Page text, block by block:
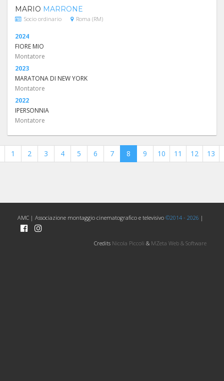
MARIO MARRONE
Socio ordinario Roma (RM)
2024
FIORE MIO
Montatore
2023
MARATONA DI NEW YORK
Montatore
2022
IPERSONNIA
Montatore
1 2 3 4 5 6 7 8 9 10 11 12 13
AMC | Associazione montaggio cinematografico e televisivo ©2014 - 2026 |
Credits Nicola Piccoli & MZeta Web & Software